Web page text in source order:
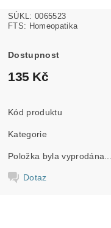
SÚKL: 0065523
FTS: Homeopatika
Dostupnost
135 Kč
Kód produktu
Kategorie
Položka byla vyprodána...
Dotaz